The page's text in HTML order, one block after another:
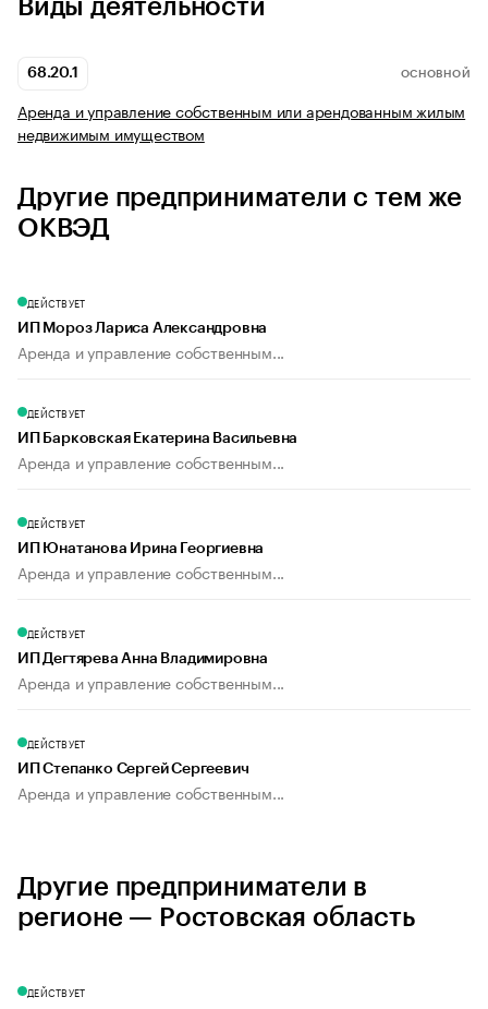
Виды деятельности
68.20.1 ОСНОВНОЙ
Аренда и управление собственным или арендованным жилым
недвижимым имуществом
Другие предприниматели с тем же
ОКВЭД
ДЕЙСТВУЕТ
ИП Мороз Лариса Александровна
Аренда и управление собственным...
ДЕЙСТВУЕТ
ИП Барковская Екатерина Васильевна
Аренда и управление собственным...
ДЕЙСТВУЕТ
ИП Юнатанова Ирина Георгиевна
Аренда и управление собственным...
ДЕЙСТВУЕТ
ИП Дегтярева Анна Владимировна
Аренда и управление собственным...
ДЕЙСТВУЕТ
ИП Степанко Сергей Сергеевич
Аренда и управление собственным...
Другие предприниматели в
регионе — Ростовская область
ДЕЙСТВУЕТ